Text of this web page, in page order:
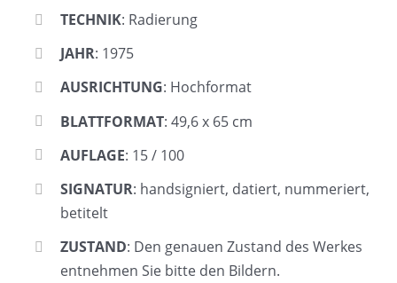
TECHNIK: Radierung
JAHR: 1975
AUSRICHTUNG: Hochformat
BLATTFORMAT: 49,6 x 65 cm
AUFLAGE: 15 / 100
SIGNATUR: handsigniert, datiert, nummeriert,
betitelt
ZUSTAND: Den genauen Zustand des Werkes
entnehmen Sie bitte den Bildern.